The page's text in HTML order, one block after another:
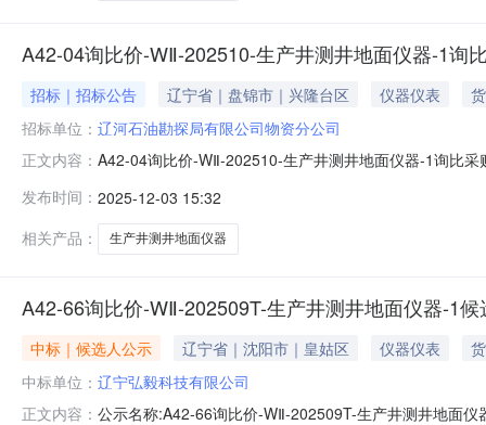
A42-04询比价-WⅡ-202510-生产井测井地面仪器-1询
招标｜招标公告 辽宁省｜盘锦市｜兴隆台区 仪器仪表
招标单位： 辽河石油勘探局有限公司物资分公司
正文内容： A42-04询比价-WⅡ-202510-生产井测井地面仪器-1询比
公告(邀请.pdf物资明细附件.xls
发布时间： 2025-12-03 15:32
相关产品：
生产井测井地面仪器
A42-66询比价-WⅡ-202509T-生产井测井地面仪器-1
中标｜候选人公示 辽宁省｜沈阳市｜皇姑区 仪器仪表
中标单位： 辽宁弘毅科技有限公司
正文内容： 公示名称:A42-66询比价-WⅡ-202509T-生产井测井地面